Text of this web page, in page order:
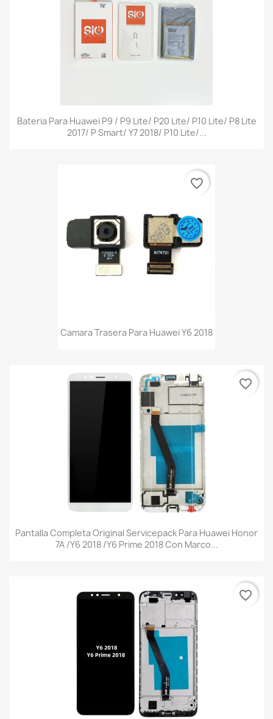
Bateria Para Huawei P9 / P9 Lite/ P20 Lite/ P10 Lite/ P8 Lite
2017/ P Smart/ Y7 2018/ P10 Lite/...
Camara Trasera Para Huawei Y6 2018
favorite_border
Pantalla Completa Original Servicepack Para Huawei Honor
7A /Y6 2018 /Y6 Prime 2018 Con Marco...
favorite_border
favorite_border